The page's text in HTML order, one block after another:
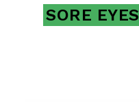
SORE EYES